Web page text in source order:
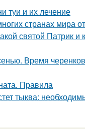
туи и их лечение
странах мира
святой Патрик и
Время
Правила
тыква: